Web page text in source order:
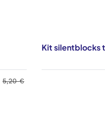
5,20 €
Kit silentblocks